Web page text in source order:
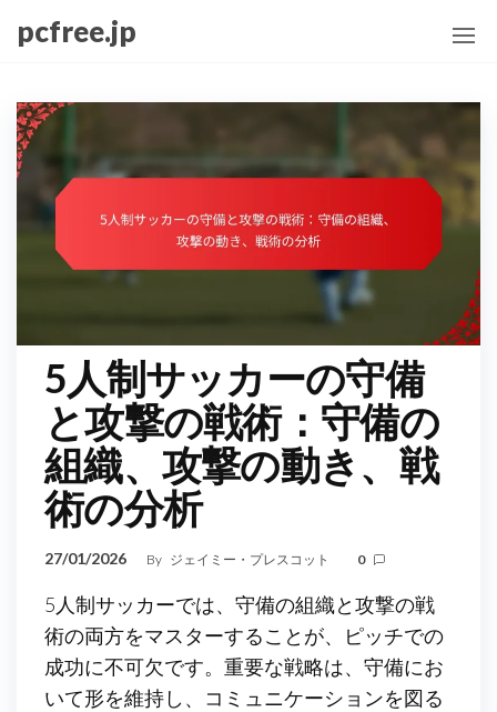
content
pcfree.jp
5人制サッカーの守備
と攻撃の戦術：守備の
組織、攻撃の動き、戦
術の分析
27/01/2026 By ジェイミー・プレスコット 0
5人制サッカーでは、守備の組織と攻撃の戦
術の両方をマスターすることが、ピッチでの
成功に不可欠です。重要な戦略は、守備にお
いて形を維持し、コミュニケーションを図る